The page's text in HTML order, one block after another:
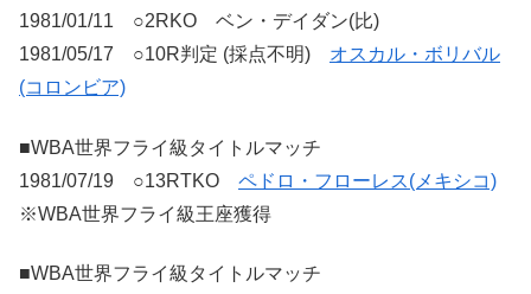
1981/01/11 ○2RKO ベン・デイダン(比)
1981/05/17 ○10R判定 (採点不明) オスカル・ボリバル
(コロンビア)
■WBA世界フライ級タイトルマッチ
1981/07/19 ○13RTKO ペドロ・フローレス(メキシコ)
※WBA世界フライ級王座獲得
■WBA世界フライ級タイトルマッチ